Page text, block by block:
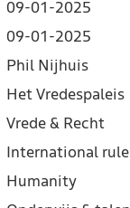
09-01-2025
09-01-2025
Phil Nijhuis
Het Vredespaleis
Vrede & Recht
International
Humanity